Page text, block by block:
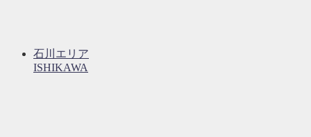
石川エリア
ISHIKAWA